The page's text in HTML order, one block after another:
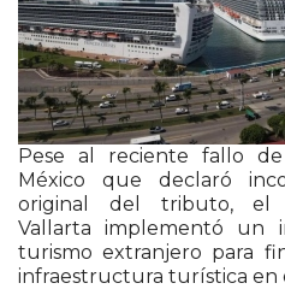
Pese al reciente fallo
México que declaró
original del tributo, el
Vallarta implementó un
turismo extranjero para
infraestructura turística en